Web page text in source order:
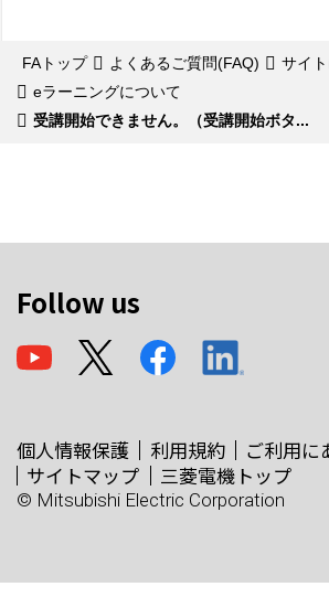
FAトップ よくあるご質問(FAQ)
サイ
eラーニングについて
受講開始できません。（受講開始ボタ...
Follow us
個人情報保護 利用規約
ご利用に
サイトマップ
三菱電機トップ
© Mitsubishi Electric Corporation